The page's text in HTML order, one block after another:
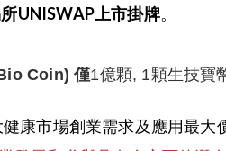
UNISWAP上市掛牌。
Coin) 僅1億顆, 1顆生技寶
康市場創業需求及應用最大